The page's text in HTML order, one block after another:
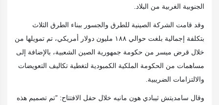
الجنوبية الغربية من البلاد.
وقد قامت الشركة الصينية للطرق والجسور ببناء الطرق الثلاث
بتكلفة إجمالية بلغت حوالي ١٨٨ مليون دولار أمريكي، تم تمويلها من
خلال قرض ميسر من حكومة جمهورية الصين الشعبية، بالإضافة إلى
مساهمات من الحكومة الملكية الكمبودية لتغطية تكاليف التعويضات
والالتزامات الضريبية.
وقال سامديتش ثيبادي هون مانيه خلال حفل الافتتاح: "تم تصميم هذه